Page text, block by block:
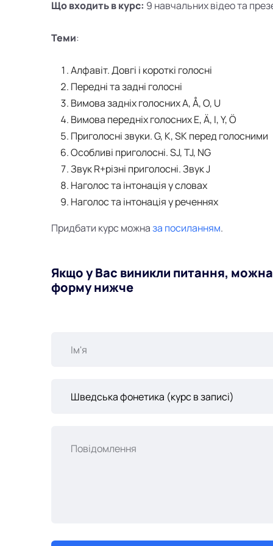
Що входить в курс: 9 навчальних відео та
Теми:
Алфавіт. Довгі і короткі голосні
Передні та задні голосні
Вимова задніх голосних A, Å, O, U
Вимова передніх голосних E, Ä, I, Y, Ö
Приголосні звуки. G, K, SK перед голосними
Особливі приголосні. SJ, TJ, NG
Звук R+різні приголосні. Звук J
Наголос та інтонація у словах
Наголос та інтонація у реченнях
Придбати курс можназа посиланням.
Якщо у Вас виникли питання,
форму нижче